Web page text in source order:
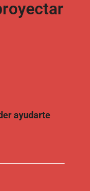
ayudarte